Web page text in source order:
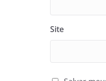
Site